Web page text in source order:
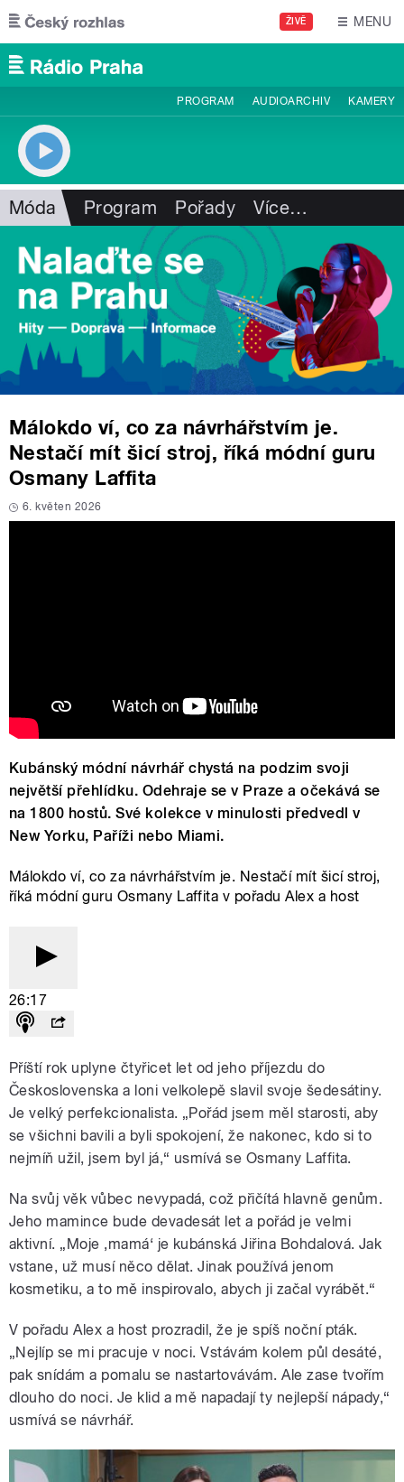
Přejít k hlavnímu obsahu
ŽIVĚ MENU
PROGRAM AUDIOARCHIV KAMERY
Móda Program Pořady Více…
Málokdo ví, co za návrhářstvím je.
Nestačí mít šicí stroj, říká módní guru
Osmany Laffita
6. květen 2026
Kubánský módní návrhář chystá na podzim svoji
největší přehlídku. Odehraje se v Praze a očekává se
na 1800 hostů. Své kolekce v minulosti předvedl v
New Yorku, Paříži nebo Miami.
Málokdo ví, co za návrhářstvím je. Nestačí mít šicí stroj,
říká módní guru Osmany Laffita v pořadu Alex a host
26:17
Příští rok uplyne čtyřicet let od jeho příjezdu do
Československa a loni velkolepě slavil svoje šedesátiny.
Je velký perfekcionalista. „Pořád jsem měl starosti, aby
se všichni bavili a byli spokojení, že nakonec, kdo si to
nejmíň užil, jsem byl já,“ usmívá se Osmany Laffita.
Na svůj věk vůbec nevypadá, což přičítá hlavně genům.
Jeho mamince bude devadesát let a pořád je velmi
aktivní. „Moje ‚mamá‘ je kubánská Jiřina Bohdalová. Jak
vstane, už musí něco dělat. Jinak používá jenom
kosmetiku, a to mě inspirovalo, abych ji začal vyrábět.“
V pořadu Alex a host prozradil, že je spíš noční pták.
„Nejlíp se mi pracuje v noci. Vstávám kolem půl desáté,
pak snídám a pomalu se nastartovávám. Ale zase tvořím
dlouho do noci. Je klid a mě napadají ty nejlepší nápady,“
usmívá se návrhář.